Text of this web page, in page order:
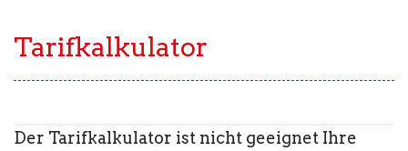
Tarifkalkulator
Der Tarifkalkulator ist nicht geeignet Ihre